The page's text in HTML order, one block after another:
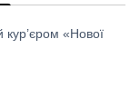
кур’єром «Нової